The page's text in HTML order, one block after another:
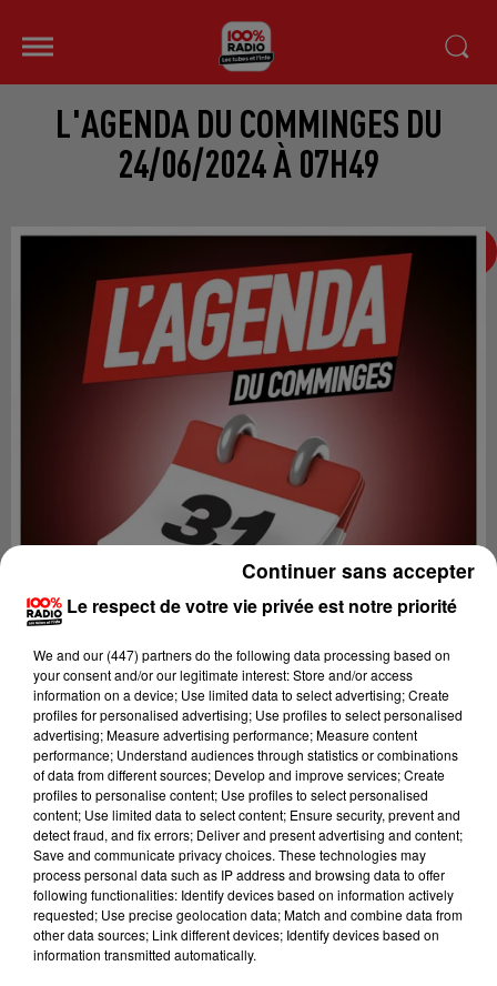
L'AGENDA DU COMMINGES DU
24/06/2024 À 07H49
Lecture (1 min 14 sec)
100%
100% Radio l'agenda du Comminges
Le respect de votre vie privée est notre priorité
We and our (447) partnersdo the following data processing based on
your consent and/or our legitimate interest: Store and/or access
information on a device; Use limited data to select advertising; Create
profiles for personalised advertising; Use profiles to select personalised
advertising; Measure advertising performance; Measure content
performance; Understand audiences through statistics or combinations
of data from different sources; Develop and improve services; Create
profiles to personalise content; Use profiles to select personalised
content; Use limited data to select content; Ensure security, prevent and
detect fraud, and fix errors; Deliver and present advertising and content;
Save and communicate privacy choices. These technologies may
process personal data such as IP address and browsing data to offer
following functionalities: Identify devices based on information actively
requested; Use precise geolocation data; Match and combine data from
other data sources; Link different devices; Identify devices based on
information transmitted automatically.
Continuer sans accepter